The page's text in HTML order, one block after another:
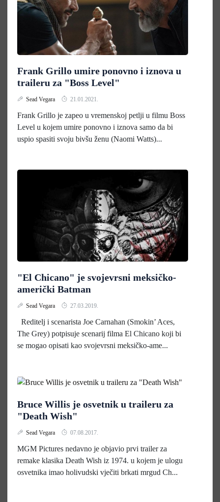
Frank Grillo umire ponovno i iznova u
traileru za "Boss Level"
Sead Vegara 21.01.2021.
Frank Grillo je zapeo u vremenskoj petlji u filmu Boss
Level u kojem umire ponovno i iznova samo da bi
uspio spasiti svoju bivšu ženu (Naomi Watts)...
"El Chicano" je svojevrsni meksičko-
američki Batman
Sead Vegara 27.03.2019.
Reditelj i scenarista Joe Carnahan (Smokin’ Aces,
The Grey) potpisuje scenarij filma El Chicano koji bi
se mogao opisati kao svojevrsni meksičko-ame...
Bruce Willis je osvetnik u traileru za
"Death Wish"
Sead Vegara 07.08.2017.
MGM Pictures nedavno je objavio prvi trailer za
remake klasika Death Wish iz 1974. u kojem je ulogu
osvetnika imao holivudski vječiti brkati mrgud Ch...